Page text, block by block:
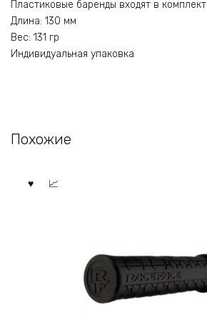
Пластиковые баренды входят в комплект
Длина: 130 мм
Вес: 131 гр
Индивидуальная упаковка
Похожие